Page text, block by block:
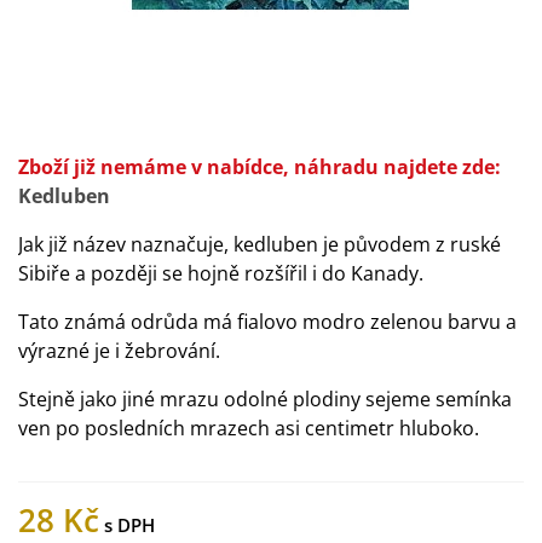
Zboží již nemáme v nabídce, náhradu najdete zde:
Kedluben
Jak již název naznačuje, kedluben je původem z ruské
Sibiře a později se hojně rozšířil i do Kanady.
Tato známá odrůda má fialovo modro zelenou barvu a
výrazné je i žebrování.
Stejně jako jiné mrazu odolné plodiny sejeme semínka
ven po posledních mrazech asi centimetr hluboko.
28 Kč